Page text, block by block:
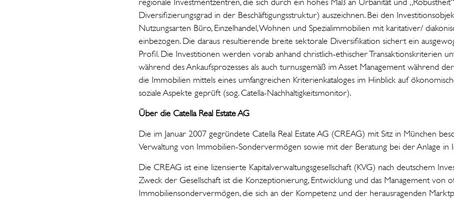
Diversifizierungsgrad in der Beschäftigungsstruktur) auszeichnen. Bei den
Nutzungsarten Büro, Einzelhandel, Wohnen und Spezialimmobilien mit karitativer/
einbezogen. Die daraus resultierende breite sektorale Diversifikation sichert ein
Profil. Die Investitionen werden vorab anhand christlich-ethischer Transaktionskriterien
während des Ankaufsprozesses als auch turnusgemäß im Asset Management während
die Immobilien mittels eines umfangreichen Kriterienkataloges im Hinblick auf
soziale Aspekte geprüft (sog. Catella-Nachhaltigkeitsmonitor).
Über die Catella Real Estate AG
Die im Januar 2007 gegründete Catella Real Estate AG (CREAG) mit Sitz in München
Verwaltung von Immobilien-Sondervermögen sowie mit der Beratung bei der Anlage in
Die CREAG ist eine lizensierte Kapitalverwaltungsgesellschaft (KVG) nach deutschem
Zweck der Gesellschaft ist die Konzeptionierung, Entwicklung und das Management von
Immobiliensondervermögen, die sich an der Kompetenz und der herausragenden